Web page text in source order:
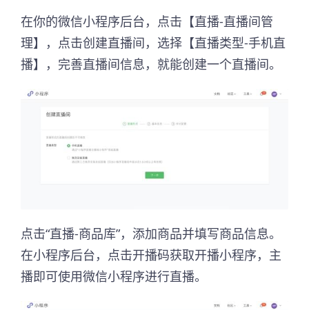
在你的微信小程序后台，点击【直播-直播间管
理】，点击创建直播间，选择【直播类型-手机直
播】，完善直播间信息，就能创建一个直播间。
点击“直播-商品库”，添加商品并填写商品信息。
在小程序后台，点击开播码获取开播小程序，主
播即可使用微信小程序进行直播。